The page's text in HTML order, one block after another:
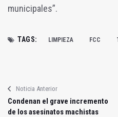
municipales”.
TAGS: LIMPIEZA FCC
Noticia Anterior
Condenan el grave incremento
de los asesinatos machistas